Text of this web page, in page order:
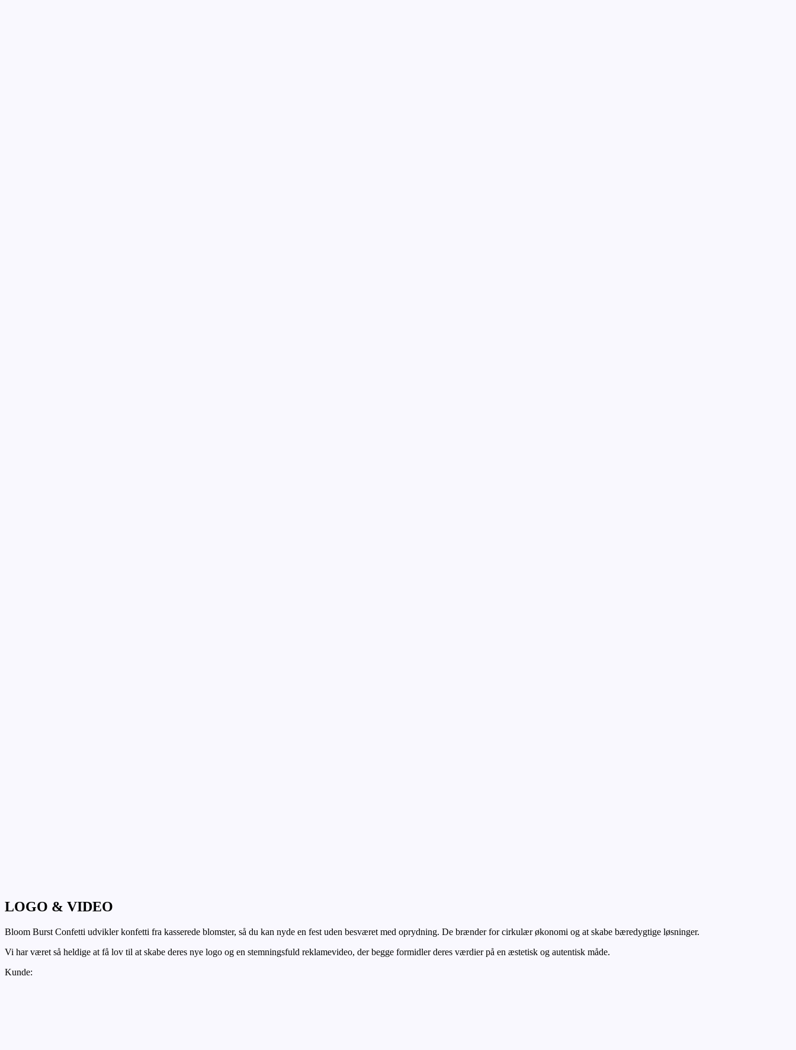
LOGO & VIDEO
Bloom Burst Confetti udvikler konfetti fra kasserede blomster, så du kan nyde en fest uden besværet med oprydning. De brænder for cirkulær økonomi og at skabe bæredygtige løsninger.
Vi har været så heldige at få lov til at skabe deres nye logo og en stemningsfuld reklamevideo, der begge formidler deres værdier på en æstetisk og autentisk måde.
Kunde: